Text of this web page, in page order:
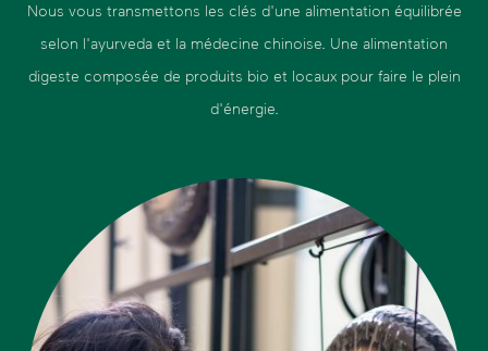
Nous vous transmettons les clés d'une alimentation équilibrée
selon l'ayurveda et la médecine chinoise. Une alimentation
digeste composée de produits bio et locaux pour faire le plein
d'énergie.